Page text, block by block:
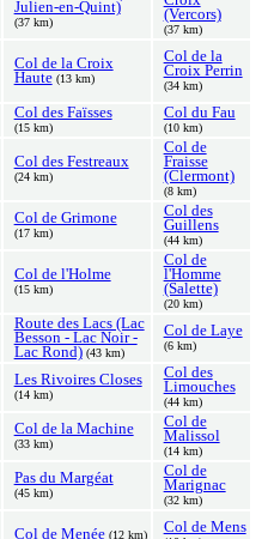
Julien-en-Quint)
(37 km)
(Vercors)
(37 km)
Col de la Croix
Haute (13 km)
Col de la
Croix Perrin
(34 km)
Col des Faïsses
(15 km)
Col du Fau
(10 km)
Col des Festreaux
(24 km)
Col de
Fraisse
(Clermont)
(8 km)
Col de Grimone
(17 km)
Col des
Guillens
(44 km)
Col de l'Holme
(15 km)
Col de
l'Homme
(Salette)
(20 km)
Route des Lacs (Lac
Besson - Lac Noir -
Lac Rond) (43 km)
Col de Laye
(6 km)
Les Rivoires Closes
(14 km)
Col des
Limouches
(44 km)
Col de la Machine
(33 km)
Col de
Malissol
(14 km)
Pas du Margéat
(45 km)
Col de
Marignac
(32 km)
Col de Menée (12 km) Col de Mens